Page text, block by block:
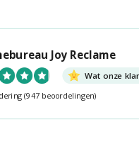
Joy Reclame
Wat onze
(947 beoordelingen)